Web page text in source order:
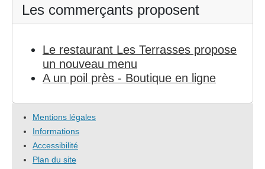
Les commerçants proposent
Le restaurant Les Terrasses propose
un nouveau menu
A un poil près - Boutique en ligne
Mentions légales
Informations
Accessibilité
Plan du site